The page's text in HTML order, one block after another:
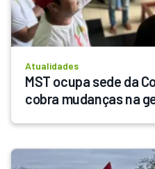
Atualidades
MST ocupa sede da
cobra mudanças na